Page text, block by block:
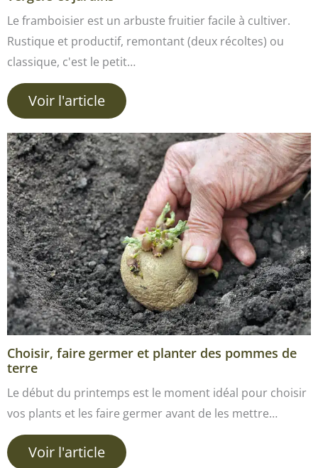
Le framboisier est un arbuste fruitier facile à cultiver.
Rustique et productif, remontant (deux récoltes) ou
classique, c'est le petit…
Voir l'article
Choisir, faire germer et planter des pommes de
terre
Le début du printemps est le moment idéal pour choisir
vos plants et les faire germer avant de les mettre…
Voir l'article